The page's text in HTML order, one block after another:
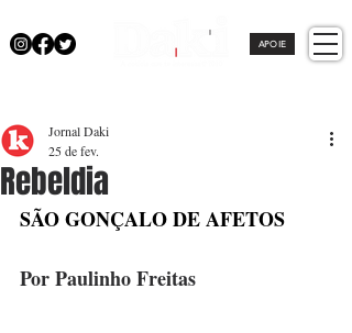
APOIE
Rebeldia
Jornal Daki
25 de fev.
SÃO GONÇALO DE AFETOS
Por Paulinho Freitas